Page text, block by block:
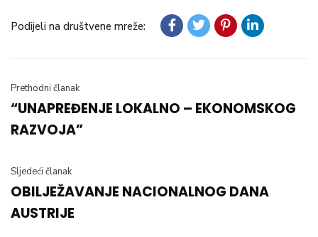
Podijeli na društvene mreže:
Prethodni članak
“UNAPREĐENJE LOKALNO – EKONOMSKOG
RAZVOJA”
Sljedeći članak
OBILJEŽAVANJE NACIONALNOG DANA
AUSTRIJE